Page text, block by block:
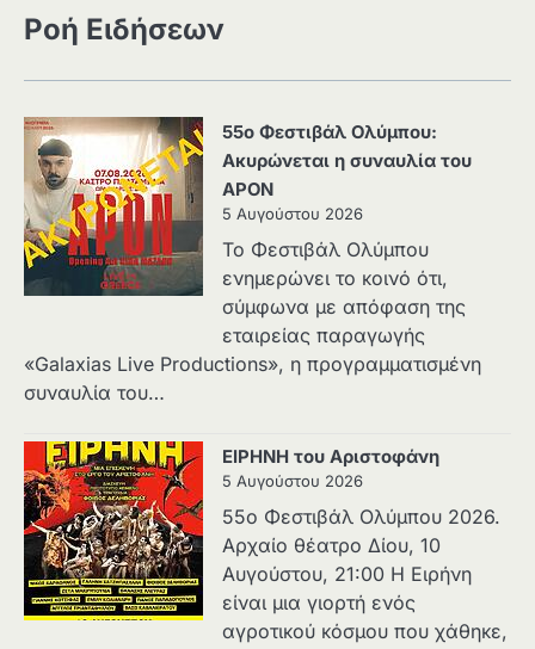
Ροή Ειδήσεων
55ο Φεστιβάλ Ολύμπου:
Ακυρώνεται η συναυλία του
APON
5 Αυγούστου 2026
Το Φεστιβάλ Ολύμπου
ενημερώνει το κοινό ότι,
σύμφωνα με απόφαση της
εταιρείας παραγωγής
«Galaxias Live Productions», η προγραμματισμένη
συναυλία του…
ΕΙΡΗΝΗ του Αριστοφάνη
5 Αυγούστου 2026
55ο Φεστιβάλ Ολύμπου 2026.
Αρχαίο θέατρο Δίου, 10
Αυγούστου, 21:00 H Ειρήνη
είναι μια γιορτή ενός
αγροτικού κόσμου που χάθηκε,